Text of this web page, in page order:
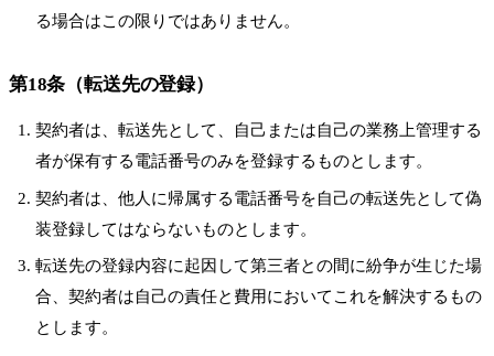
る場合はこの限りではありません。
第18条（転送先の登録）
契約者は、転送先として、自己または自己の業務上管理する
者が保有する電話番号のみを登録するものとします。
契約者は、他人に帰属する電話番号を自己の転送先として偽
装登録してはならないものとします。
転送先の登録内容に起因して第三者との間に紛争が生じた場
合、契約者は自己の責任と費用においてこれを解決するもの
とします。